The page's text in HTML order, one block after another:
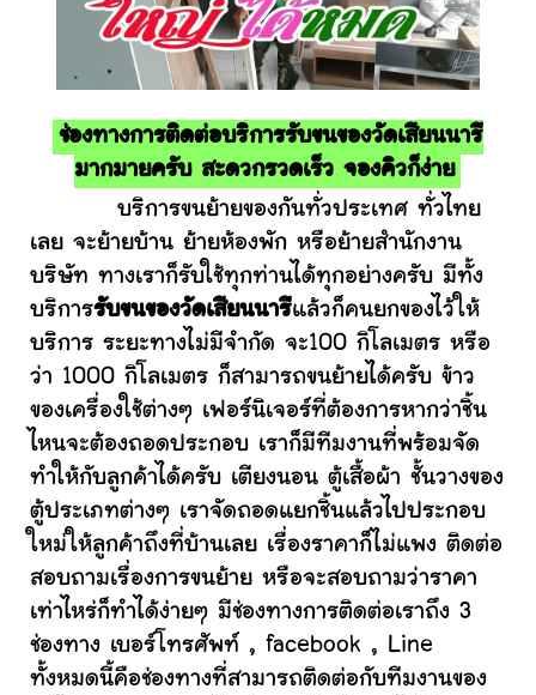
ช่องทางการติดต่อบริการรับขนของวัดเสียนนารี
มากมายครับ สะดวกรวดเร็ว จองคิวก็ง่าย
บริการขนย้ายของกันทั่วประเทศ ทั่วไทย
เลย จะย้ายบ้าน ย้ายห้องพัก หรือย้ายสำนักงาน
บริษัท ทางเราก็รับใช้ทุกท่านได้ทุกอย่างครับ มีทั้ง
บริการรับขนของวัดเสียนนารีแล้วก็คนยกของไว้ให้
บริการ ระยะทางไม่มีจำกัด จะ100 กิโลเมตร หรือ
ว่า 1000 กิโลเมตร ก็สามารถขนย้ายได้ครับ ข้าว
ของเครื่องใช้ต่างๆ เฟอร์นิเจอร์ที่ต้องการหากว่าชิ้น
ไหนจะต้องถอดประกอบ เราก็มีทีมงานที่พร้อมจัด
ทำให้กับลูกค้าได้ครับ เตียงนอน ตู้เสื้อผ้า ชั้นวางของ
ตู้ประเภทต่างๆ เราจัดถอดแยกชิ้นแล้วไปประกอบ
ใหม่ให้ลูกค้าถึงที่บ้านเลย เรื่องราคาก็ไม่แพง ติดต่อ
สอบถามเรื่องการขนย้าย หรือจะสอบถามว่าราคา
เท่าไหร่ก็ทำได้ง่ายๆ มีช่องทางการติดต่อเราถึง 3
ช่องทาง เบอร์โทรศัพท์ , facebook , Line
ทั้งหมดนี้คือช่องทางที่สามารถติดต่อกับทีมงานของ